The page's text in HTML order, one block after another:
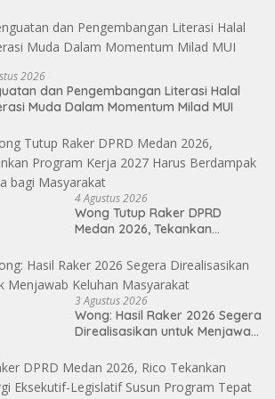
2026
dan Pengembangan Literasi Halal
Muda Dalam Momentum Milad MUI
4 Agustus 2026
Wong Tutup Raker DPRD
Medan 2026, Tekankan
Berdampak Nyata bagi
Masyarakat
3 Agustus 2026
Wong: Hasil Raker 2026 Segera
Direalisasikan untuk Menjawab